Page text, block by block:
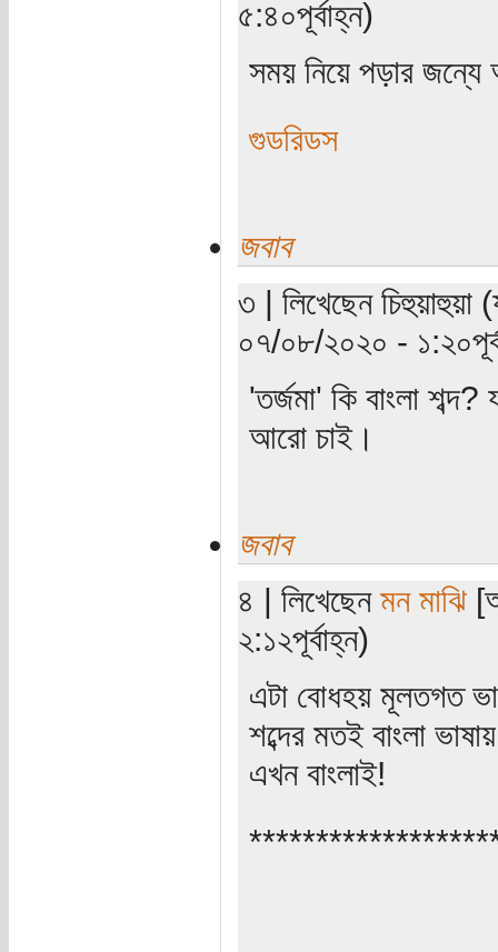
৫:৪০পূর্বাহ্ন)
সময় নিয়ে পড়ার
গুডরিডস
জবাব
৩ | লিখেছেন চিহুয়াহুয়া
০৭/০৮/২০২০ -
'তর্জমা' কি বাংলা
আরো চাই।
জবাব
৪ | লিখেছেন মন মাঝি
২:১২পূর্বাহ্ন)
এটা বোধহয় মূলতগত
শব্দের মতই বাংলা
এখন বাংলাই!